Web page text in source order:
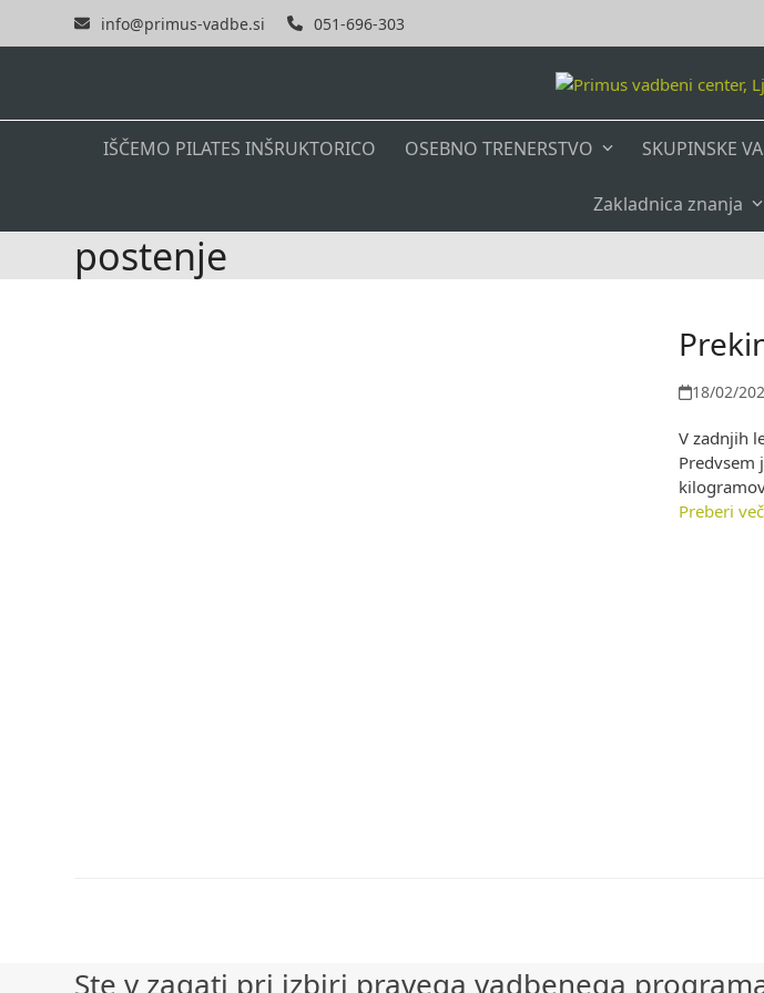
info@primus-vadbe.si 051-696-303
IŠČEMO PILATES INŠRUKTORICO OSEBNO TRENERSTVO SKUPINSKE
Zakladnica znanja
postenje
18/02/
V zadnjih
Predvsem
Preberi več
Ste v zagati pri izbiri pravega vadbenega